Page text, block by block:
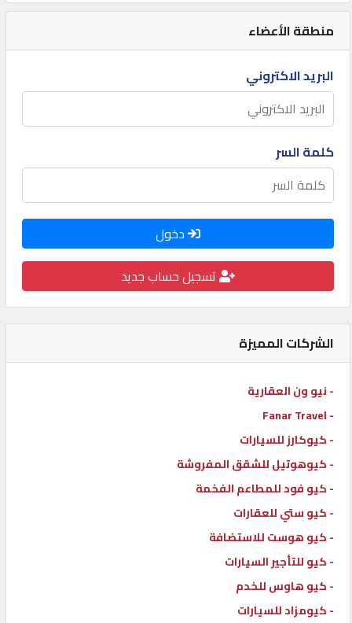
المنتدى
كيو
مزاد
كيو
نمبر
كارز
كيو
ماركت
القطري
POWERED
QHOST
منطقة الأعضاء
البريد الاكتروني
كلمة السر
دخول
تسجيل حساب جديد
الشركات المميزة
- نيو ون العقارية
- Fanar Travel
- كيوكارز للسيارات
- كيوهوتيل للشقق المفروشة
- كيو فود للمطاعم الفخمة
- كيو ستي للعقارات
- كيو هوست للاستضافة
- كيو للتأجير السيارات
- كيو هاوس للخدم
- كيومزاد للسيارات